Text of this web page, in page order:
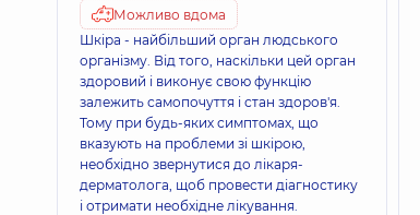
Можливо вдома
Шкіра - найбільший орган людського
організму. Від того, наскільки цей орган
здоровий і виконує свою функцію
залежить самопочуття і стан здоров'я.
Тому при будь-яких симптомах, що
вказують на проблеми зі шкірою,
необхідно звернутися до лікаря-
дерматолога, щоб провести діагностику
і отримати необхідне лікування.